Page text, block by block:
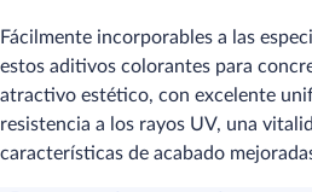
Fácilmente incorporables a las
estos aditivos colorantes para
atractivo estético, con excelente
resistencia a los rayos UV, una
características de acabado